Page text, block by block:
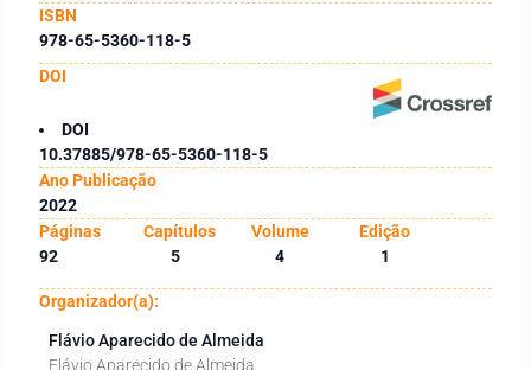
ISBN
978-65-5360-118-5
DOI
DOI
10.37885/978-65-5360-118-5
Ano Publicação
2022
Páginas
Capítulos Volume
Edição
92
5 4 1
Organizador(a):
Flávio Aparecido de Almeida
Flávio Aparecido de Almeida